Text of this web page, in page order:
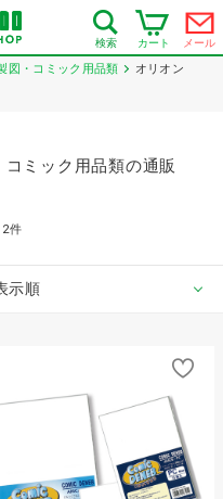
検索 カート メール
図・コミック用品類 オリオン
ミック用品類の通販
2件
示順